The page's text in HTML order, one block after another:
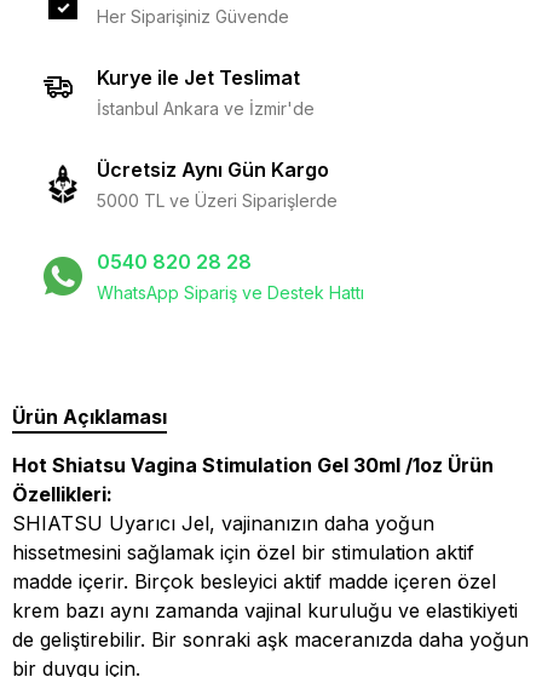
Her Siparişiniz Güvende
Kurye ile Jet Teslimat
İstanbul Ankara ve İzmir'de
Ücretsiz Aynı Gün Kargo
5000 TL ve Üzeri Siparişlerde
0540 820 28 28
WhatsApp Sipariş ve Destek Hattı
Ürün Açıklaması
Hot Shiatsu Vagina Stimulation Gel 30ml /1oz Ürün
Özellikleri:
SHIATSU Uyarıcı Jel, vajinanızın daha yoğun
hissetmesini sağlamak için özel bir stimulation aktif
madde içerir. Birçok besleyici aktif madde içeren özel
krem ​​bazı aynı zamanda vajinal kuruluğu ve elastikiyeti
de geliştirebilir. Bir sonraki aşk maceranızda daha yoğun
bir duygu için.